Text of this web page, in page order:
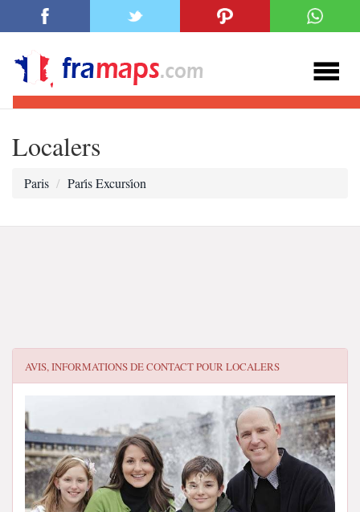
Localers
Paris Pari̇s Excursi̇on
AVIS, INFORMATIONS DE CONTACT POURLOCALERS